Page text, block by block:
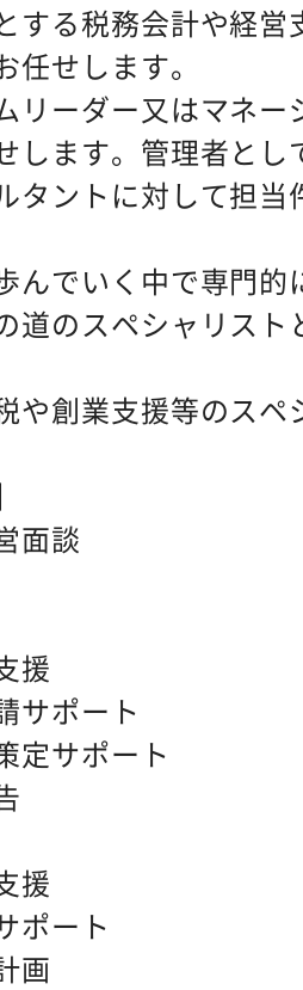
する税務会計や経
任せします。
リーダー又はマネ
します。管理者と
タントに対して担
んでいく中で専門
道のスペシャリス
や創業支援等のス
面談
援
サポート
定サポート
援
ポート
画